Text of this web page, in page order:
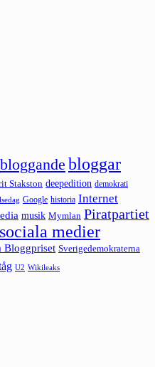
bloggande bloggar
Stakston deepedition demokrati
Google historia Internet
musik Mymlan Piratpartiet
sociala medier
Bloggpriset Sverigedemokraterna
U2 Wikileaks